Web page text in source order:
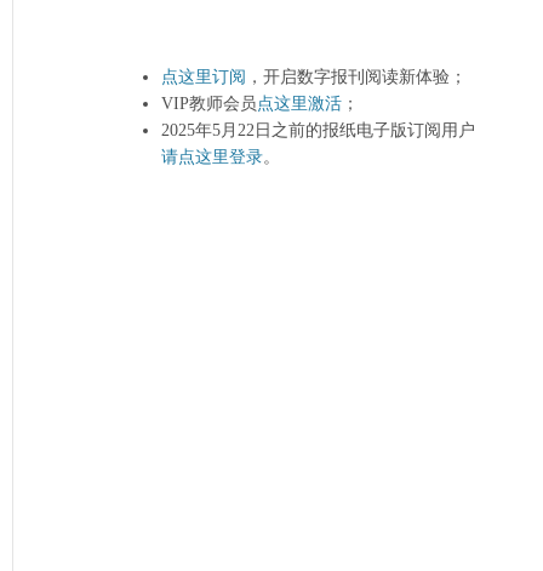
点这里订阅 ，开启数字报刊阅读新体验；
VIP教师会员点这里激活 ；
2025年5月22日之前的报纸电子版订阅用户
请点这里登录。